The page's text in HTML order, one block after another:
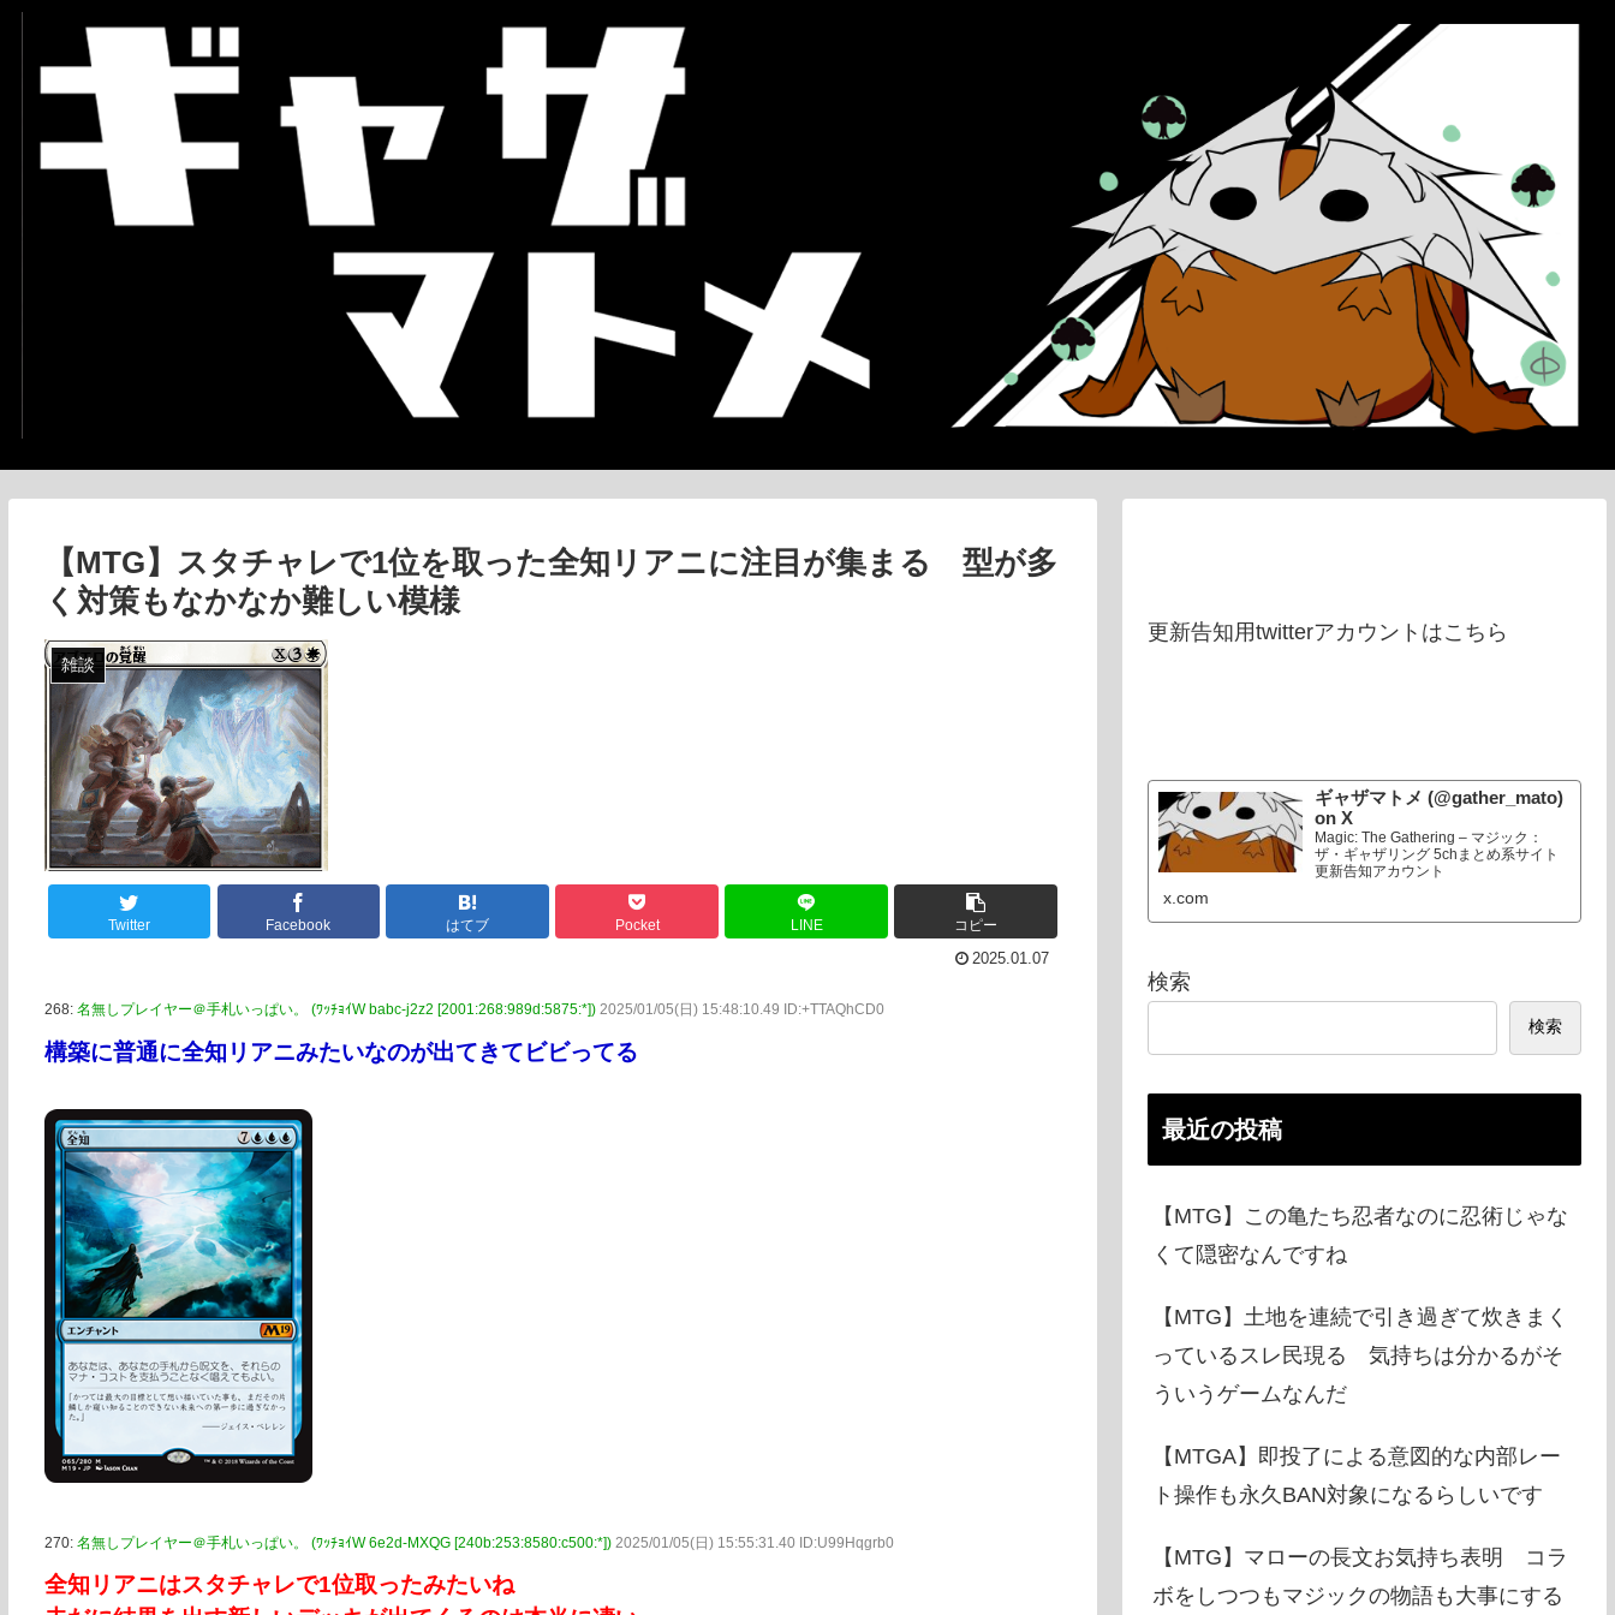
【MTG】スタチャレで1位を取った全知リアニに注目が集まる 型が多
く対策もなかなか難しい模様
雑談
Twitter Facebook はてブ Pocket LINE コピー
2025.01.07
268: 名無しプレイヤー＠手札いっぱい。 (ﾜｯﾁｮｲW babc-j2z2 [2001:268:989d:5875:*]) 2025/01/05(日) 15:48:10.49 ID:+TTAQhCD0
構築に普通に全知リアニみたいなのが出てきてビビってる
270: 名無しプレイヤー＠手札いっぱい。 (ﾜｯﾁｮｲW 6e2d-MXQG [240b:253:8580:c500:*]) 2025/01/05(日) 15:55:31.40 ID:U99Hqgrb0
全知リアニはスタチャレで1位取ったみたいね
更新告知用twitterアカウントはこちら
ギャザマトメ (@gather_mato)
on X
Magic: The Gathering – マジック：
ザ・ギャザリング 5chまとめ系サイト
更新告知アカウント
x.com
検索
検索
最近の投稿
【MTG】この亀たち忍者なのに忍術じゃな
くて隠密なんですね
【MTG】土地を連続で引き過ぎて炊きまく
っているスレ民現る 気持ちは分かるがそ
ういうゲームなんだ
【MTGA】即投了による意図的な内部レー
ト操作も永久BAN対象になるらしいです
【MTG】マローの長文お気持ち表明 コラ
ボをしつつもマジックの物語も大事にする